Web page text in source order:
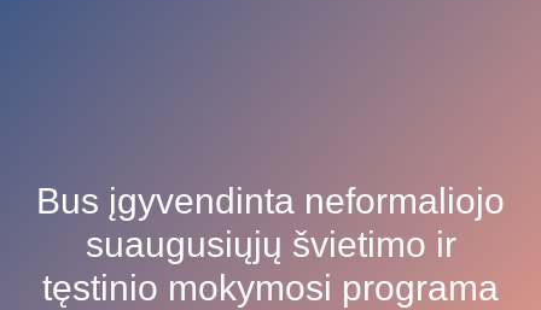
Bus įgyvendinta neformaliojo
suaugusiųjų švietimo ir
tęstinio mokymosi programa